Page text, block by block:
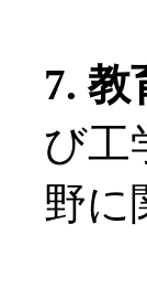
7. 教
び工
野に